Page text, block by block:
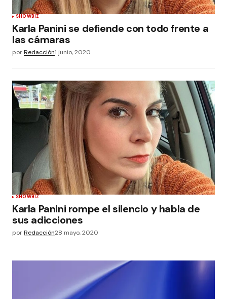
SHOWBIZ
Karla Panini se defiende con todo frente a
las cámaras
porRedacción1 junio, 2020
SHOWBIZ
Karla Panini rompe el silencio y habla de
sus adicciones
porRedacción28 mayo, 2020